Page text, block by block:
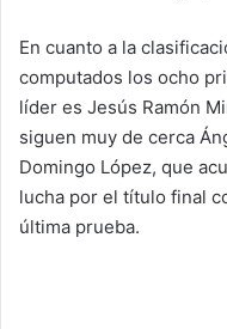
En cuanto a la
computados los ocho
líder es Jesús Ramón
siguen muy de cerca
Domingo López, que
lucha por el título final
última prueba.